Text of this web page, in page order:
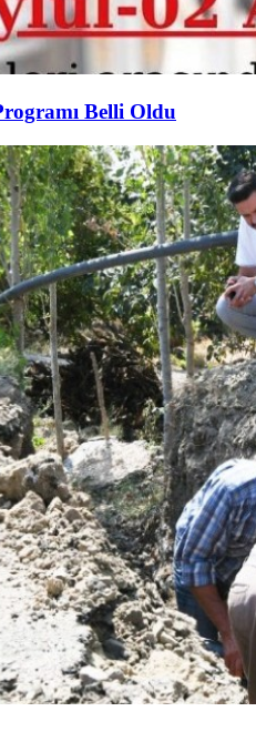
Belli Oldu